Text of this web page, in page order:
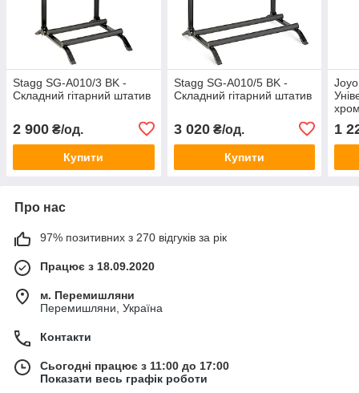
Stagg SG-A010/3 BK -
Складний гітарний штатив
2 900 ₴/од.
Купити
Stagg SG-A010/5 BK -
Складний гітарний штатив
3 020₴/од.
Купити
1
Про нас
97% позитивних з 270 відгуків за рік
Працює з 18.09.2020
м. Перемишляни
Перемишляни, Україна
Контакти
Сьогодні працює з 11:00 до 17:00
Показати весь графік роботи